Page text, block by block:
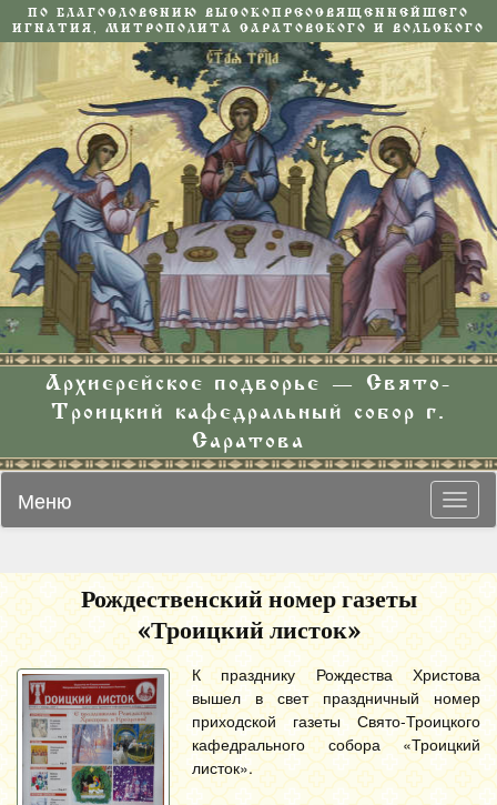
ПО БЛАГОСЛОВЕНИЮ ВЫСОКОПРЕОСВЯЩЕННЕЙШЕГО
ИГНАТИЯ, МИТРОПОЛИТА САРАТОВСКОГО И ВОЛЬСКОГО
Архиерейское подворье — Свято-
Троицкий кафедральный собор г.
Саратова
Меню
Рождественский номер газеты
«Троицкий листок»
К празднику Рождества Христова
вышел в свет праздничный номер
приходской газеты Свято-Троицкого
кафедрального собора «Троицкий
листок».